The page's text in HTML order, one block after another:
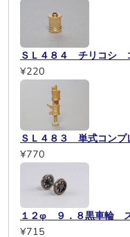
ＳＬ４８４ チリコシ
¥220
ＳＬ４８３ 単式コンプ
¥770
１２φ ９．８黒車輪
¥715